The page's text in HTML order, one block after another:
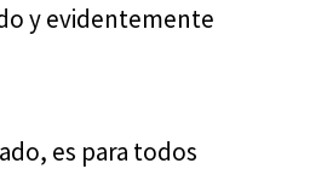
y evidentemente
es para todos